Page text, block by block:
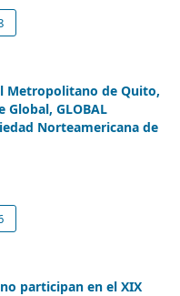
Metropolitano de Quito,
Global, GLOBAL
Norteamericana de
participan en el XIX